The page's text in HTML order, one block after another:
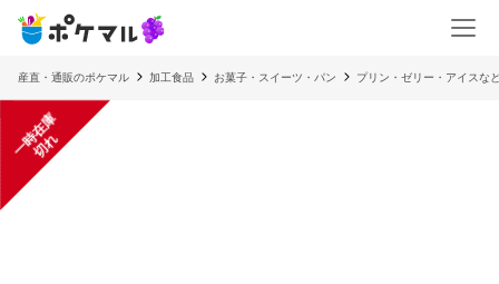
産直・通販のポケマル 加工食品 お菓子・スイーツ・パン プリン・ゼリー・アイスな
一
時
在
庫
切
れ